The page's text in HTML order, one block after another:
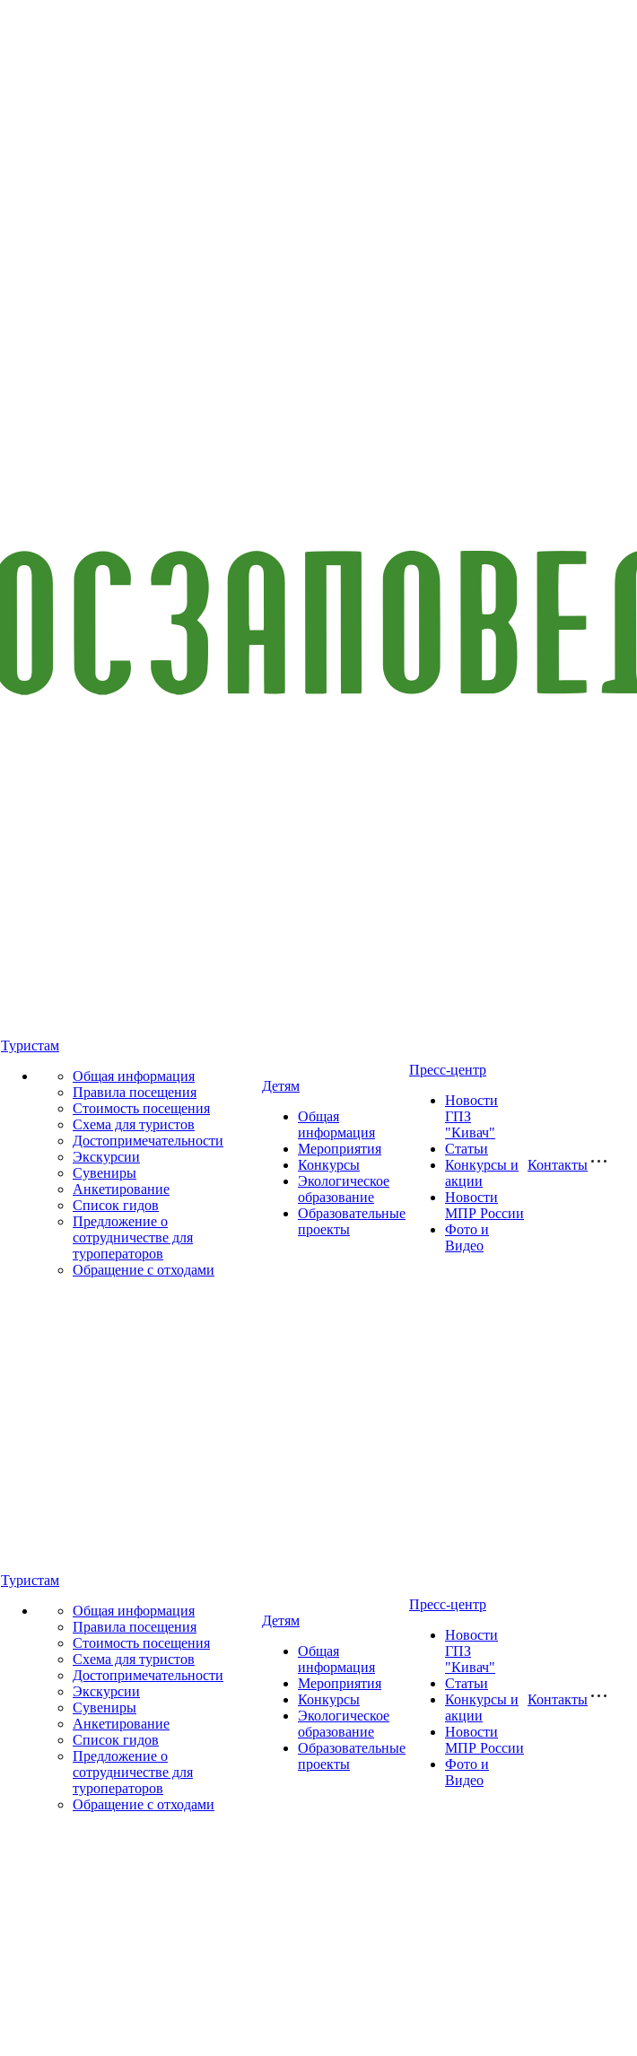
Туристам
Общая информация
Правила посещения
Стоимость посещения
Схема для туристов
Достопримечательности
Экскурсии
Сувениры
Анкетирование
Список гидов
Предложение о
сотрудничестве для
туроператоров
Обращение с отходами
Детям
Общая
информация
Мероприятия
Конкурсы
Экологическое
образование
Образовательные
проекты
Пресс-центр
Новости
ГПЗ
"Кивач"
Статьи
Конкурсы и
акции
Новости
МПР России
Фото и
Видео
Контакты
Туристам
Общая информация
Правила посещения
Стоимость посещения
Схема для туристов
Достопримечательности
Экскурсии
Сувениры
Анкетирование
Список гидов
Предложение о
сотрудничестве для
туроператоров
Обращение с отходами
Детям
Общая
информация
Мероприятия
Конкурсы
Экологическое
образование
Образовательные
проекты
Пресс-центр
Новости
ГПЗ
"Кивач"
Статьи
Конкурсы и
акции
Новости
МПР России
Фото и
Видео
Контакты